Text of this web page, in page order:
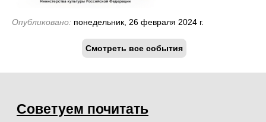
Опубликовано: понедельник, 26 февраля 2024 г.
Смотреть все события
Советуем почитать